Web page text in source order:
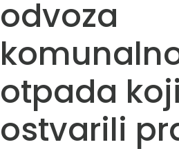
odvoza
otpada
ostvarili